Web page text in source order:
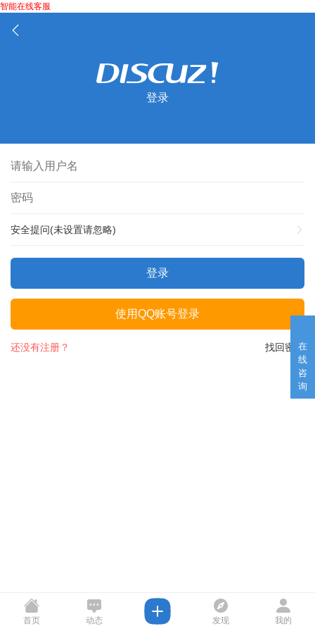
智能在线客服
在
线
咨
询
登录
安全提问(未设置请忽略)
登录
使用QQ账号登录
找回密码
还没有注册？
首页 动态 发现 我的